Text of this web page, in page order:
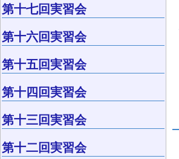
第十七回実習会
第十六回実習会
第十五回実習会
第十四回実習会
第十三回実習会
第十二回実習会